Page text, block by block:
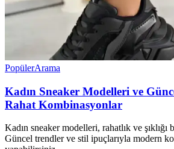
PopülerArama
Kadın Sneaker Modelleri ve
Rahat Kombinasyonlar
Kadın sneaker modelleri, rahatlık ve şıklığı
Güncel trendler ve stil ipuçlarıyla modern